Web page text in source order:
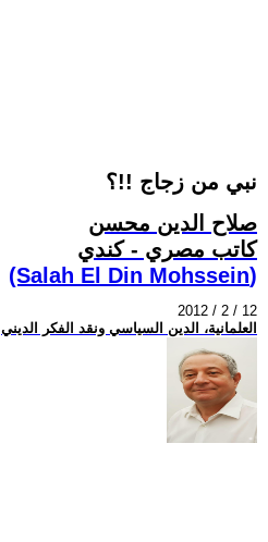
نبي من زجاج !!؟
صلاح الدين محسن
كاتب مصري - كندي
(Salah El Din Mohssein‏)
2012 / 2 / 12
العلمانية، الدين السياسي ونقد الفكر الديني